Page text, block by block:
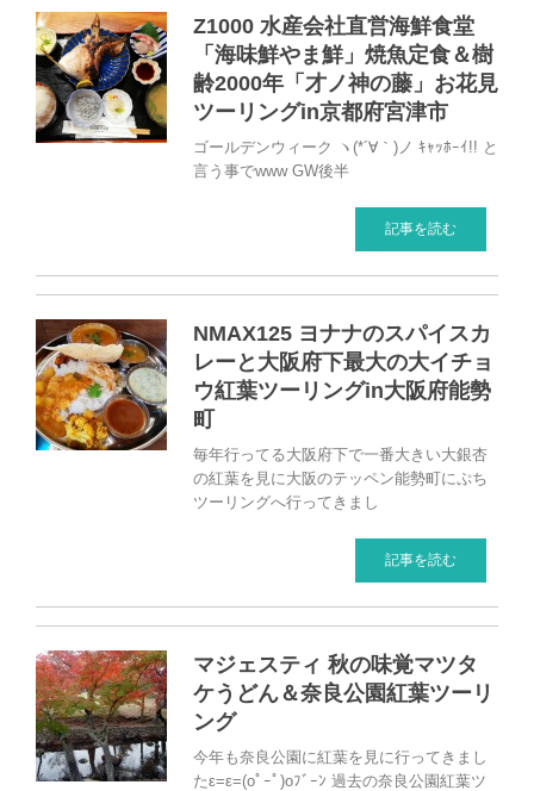
Z1000 水産会社直営海鮮食堂
「海味鮮やま鮮」焼魚定食＆樹
齢2000年「才ノ神の藤」お花見
ツーリングin京都府宮津市
ゴールデンウィーク ヽ(*´∀｀)ノ ｷｬｯﾎｰｲ!! と
言う事でwww GW後半
記事を読む
NMAX125 ヨナナのスパイスカ
レーと大阪府下最大の大イチョ
ウ紅葉ツーリングin大阪府能勢
町
毎年行ってる大阪府下で一番大きい大銀杏
の紅葉を見に大阪のテッペン能勢町にぷち
ツーリングへ行ってきまし
記事を読む
マジェスティ 秋の味覚マツタ
ケうどん＆奈良公園紅葉ツーリ
ング
今年も奈良公園に紅葉を見に行ってきまし
たε=ε=(oﾟｰﾟ)oﾌﾞｰﾝ 過去の奈良公園紅葉ツ